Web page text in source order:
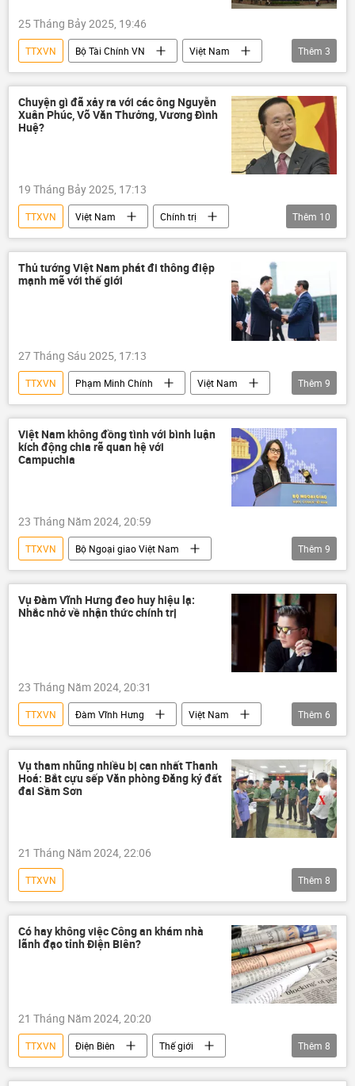
25 Tháng Bảy 2025, 19:46
TTXVN Bộ Tài Chính VN
Việt Nam
tử vong
tai nạn điều tra
Thêm 3
Chuyện gì đã xảy ra với các ông Nguyễn
Xuân Phúc, Võ Văn Thưởng, Vương Đình
Huệ?
19 Tháng Bảy 2025, 17:13
TTXVN Việt Nam
Chính trị
Nguyễn Xuân Phúc
Võ Văn Thưởng
Vương Đình Huệ
Đảng Cộng sản Việt Nam
Lê Minh Khái
Ban Chấp hành Trung ương Đảng
Thêm 10
Thủ tướng Việt Nam phát đi thông điệp
mạnh mẽ với thế giới
27 Tháng Sáu 2025, 17:13
TTXVN Phạm Minh Chính
Việt Nam
Thế giới
Trung Quốc
Chính trị
Tô Lâm
Thủ tướng
WEF
Thượng Hải
Châu Á
Thêm 9
Việt Nam không đồng tình với bình luận
kích động chia rẽ quan hệ với
Campuchia
23 Tháng Năm 2024, 20:59
TTXVN
Bộ Ngoại giao Việt Nam
Việt Nam
Facebook
mạng xã hội
Hun Sen
Campuchia
Thế giới
Chính trị
hợp tác
Thêm 9
Vụ Đàm Vĩnh Hưng đeo huy hiệu lạ:
Nhắc nhở về nhận thức chính trị
23 Tháng Năm 2024, 20:31
TTXVN Đàm Vĩnh Hưng
Việt Nam
Xã hội
Thế giới
nghệ sĩ
ca sĩ
Sputnik Văn hóa
Thêm 6
Vụ tham nhũng nhiều bị can nhất Thanh
Hoá: Bắt cựu sếp Văn phòng Đăng ký đất
đai Sầm Sơn
21 Tháng Năm 2024, 22:06
TTXVN
Сuộc chiến chống tham nhũng ở Việt Nam
tham nhũng vặt
công an
Bộ Công an Việt Nam
Thêm 8
Có hay không việc Công an khám nhà
lãnh đạo tỉnh Điện Biên?
21 Tháng Năm 2024, 20:20
TTXVN Điện Biên
Thế giới
Chính trị
Chính phủ
thông tin
Thêm 8